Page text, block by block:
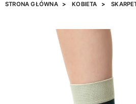
STRONA GŁÓWNA KOBIETA